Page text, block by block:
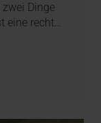
Dinge
eine recht…